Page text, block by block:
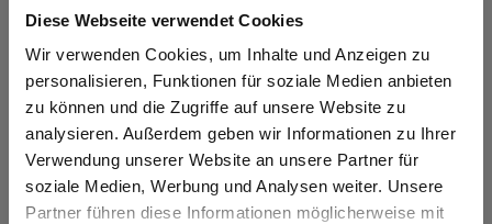
Diese Webseite verwendet Cookies
Wir verwenden Cookies, um Inhalte und Anzeigen zu
personalisieren, Funktionen für soziale Medien anbieten
zu können und die Zugriffe auf unsere Website zu
analysieren. Außerdem geben wir Informationen zu Ihrer
Verwendung unserer Website an unsere Partner für
soziale Medien, Werbung und Analysen weiter. Unsere
Partner führen diese Informationen möglicherweise mit
Events Archive